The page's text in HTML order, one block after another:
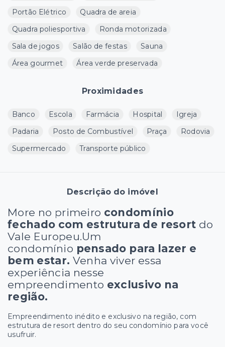
Portão Elétrico
Quadra de areia
Quadra poliesportiva
Ronda motorizada
Sala de jogos
Salão de festas
Sauna
Área gourmet
Área verde preservada
Proximidades
Banco Escola Farmácia Hospital
Igreja
Padaria
Posto de Combustível Praça
Rodovia
Supermercado
Transporte público
Descrição do imóvel
More no primeiro condomínio
fechado com estrutura de resort do
Vale Europeu.Um
condomínio pensado para lazer e
bem estar. Venha viver essa
experiência nesse
empreendimento exclusivo na
região.
Empreendimento inédito e exclusivo na região, com
estrutura de resort dentro do seu condomínio para você
usufruir.